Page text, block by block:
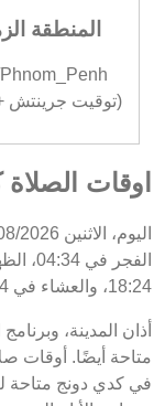
المنطقة
(توقيت جرينتش
اوقات
18:24، والعشاء في 19:34.
أذان المدينة،
متاحة أيضًا. أوقات